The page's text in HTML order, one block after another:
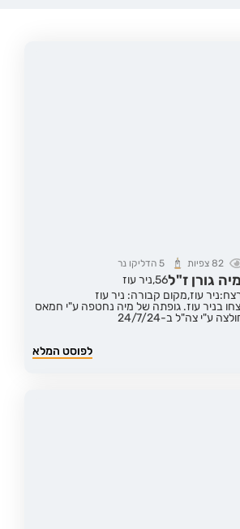
82 צפיות 5הדליקו נר
מיה גורן ז"ל56, ניר עוז
עוז,מקום קבורה: ניר עוז
בניר עוז. גופתה של מיה נחטפה ע"י חמאס
ע"י צה"ל ב-24/7/24
לפוסט המלא